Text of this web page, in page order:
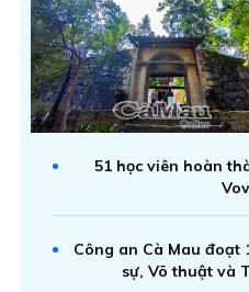
51 học viên hoàn
Công an Cà Mau đoạt
sự, Võ thuật và